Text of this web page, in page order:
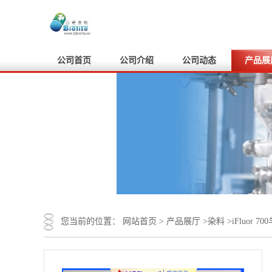
公司首页 公司介绍 公司动态 产品展
您当前的位置： 网站首页 > 产品展厅 >染料 >iFluor 700